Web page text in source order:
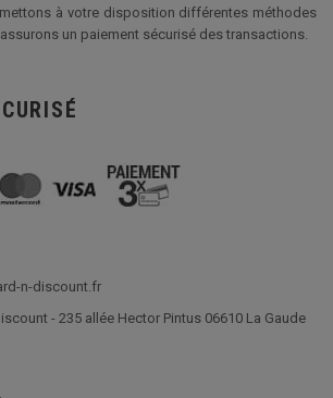
à votre disposition différentes méthodes
un paiement sécurisé des transactions.
n-discount.fr
- 235 allée Hector Pintus 06610 La Gaude